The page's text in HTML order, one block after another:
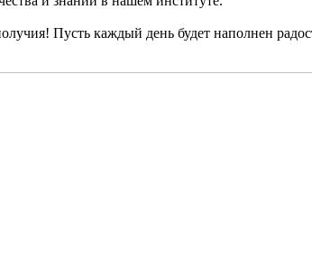
Пусть каждый день будет наполнен